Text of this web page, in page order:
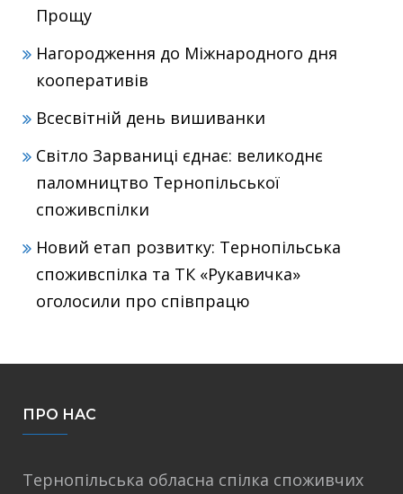
Прощу
Нагородження до Міжнародного дня
кооперативів
Всесвітній день вишиванки
Світло Зарваниці єднає: великоднє
паломництво Тернопільської
споживспілки
Новий етап розвитку: Тернопільська
споживспілка та ТК «Рукавичка»
оголосили про співпрацю
ПРО НАС
Тернопільська обласна спілка споживчих